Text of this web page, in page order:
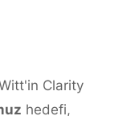
Clarity
hedefi,